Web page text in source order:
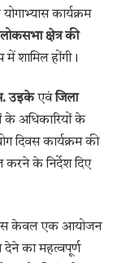
कार्यक्रम
क्षेत्र की
शामिल होंगी।
उइकेएवंजिला
के अधिकारियों के
दिवस कार्यक्रम की
के निर्देश दिए
केवल एक आयोजन
का महत्वपूर्ण